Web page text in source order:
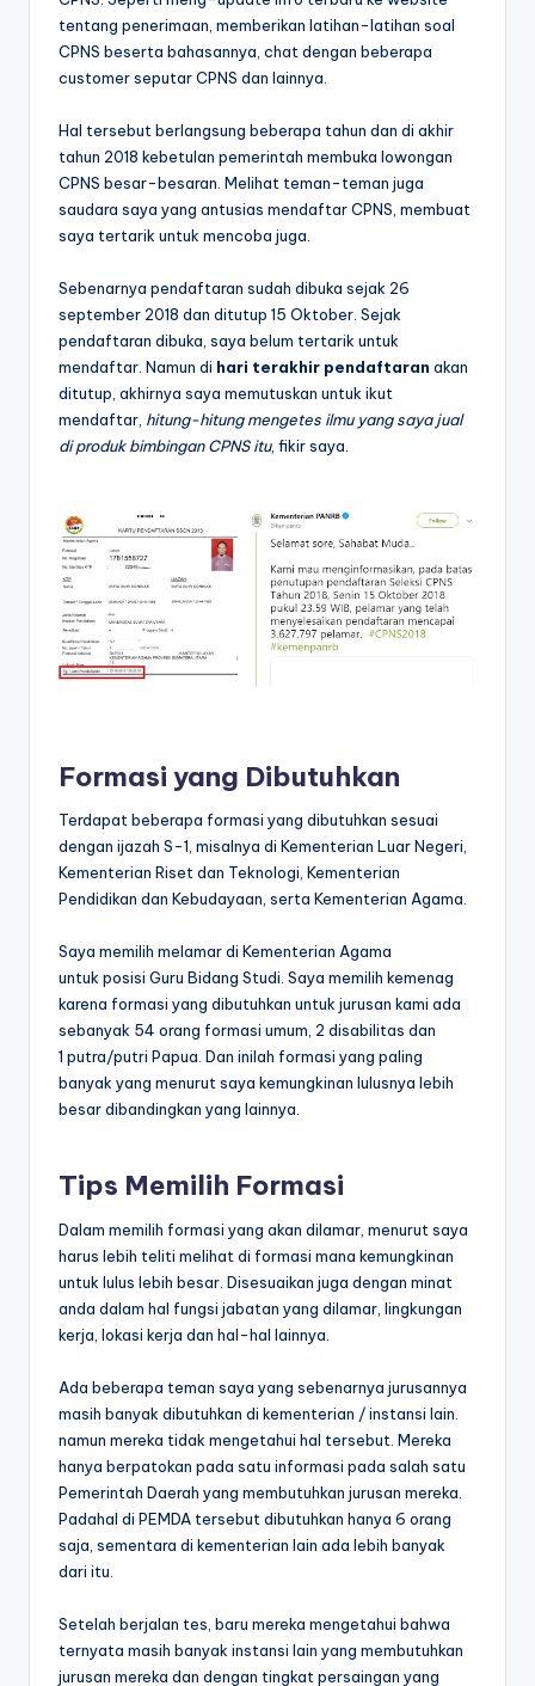
tentang penerimaan, memberikan latihan-latihan soal
CPNS beserta bahasannya, chat dengan beberapa
customer seputar CPNS dan lainnya.
Hal tersebut berlangsung beberapa tahun dan di akhir
tahun 2018 kebetulan pemerintah membuka lowongan
CPNS besar-besaran. Melihat teman-teman juga
saudara saya yang antusias mendaftar CPNS, membuat
saya tertarik untuk mencoba juga.
Sebenarnya pendaftaran sudah dibuka sejak 26
september 2018 dan ditutup 15 Oktober. Sejak
pendaftaran dibuka, saya belum tertarik untuk
mendaftar. Namun di hari terakhir pendaftaran akan
ditutup, akhirnya saya memutuskan untuk ikut
mendaftar, hitung-hitung mengetes ilmu yang saya jual
di produk bimbingan CPNS itu, fikir saya.
Formasi yang Dibutuhkan
Terdapat beberapa formasi yang dibutuhkan sesuai
dengan ijazah S-1, misalnya di Kementerian Luar Negeri,
Kementerian Riset dan Teknologi, Kementerian
Pendidikan dan Kebudayaan, serta Kementerian Agama.
Saya memilih melamar di Kementerian Agama
untuk posisi Guru Bidang Studi. Saya memilih kemenag
karena formasi yang dibutuhkan untuk jurusan kami ada
sebanyak 54 orang formasi umum, 2 disabilitas dan
1 putra/putri Papua. Dan inilah formasi yang paling
banyak yang menurut saya kemungkinan lulusnya lebih
besar dibandingkan yang lainnya.
Tips Memilih Formasi
Dalam memilih formasi yang akan dilamar, menurut saya
harus lebih teliti melihat di formasi mana kemungkinan
untuk lulus lebih besar. Disesuaikan juga dengan minat
anda dalam hal fungsi jabatan yang dilamar, lingkungan
kerja, lokasi kerja dan hal-hal lainnya.
Ada beberapa teman saya yang sebenarnya jurusannya
masih banyak dibutuhkan di kementerian / instansi lain.
namun mereka tidak mengetahui hal tersebut. Mereka
hanya berpatokan pada satu informasi pada salah satu
Pemerintah Daerah yang membutuhkan jurusan mereka.
Padahal di PEMDA tersebut dibutuhkan hanya 6 orang
saja, sementara di kementerian lain ada lebih banyak
dari itu.
Setelah berjalan tes, baru mereka mengetahui bahwa
ternyata masih banyak instansi lain yang membutuhkan
jurusan mereka dan dengan tingkat persaingan yang